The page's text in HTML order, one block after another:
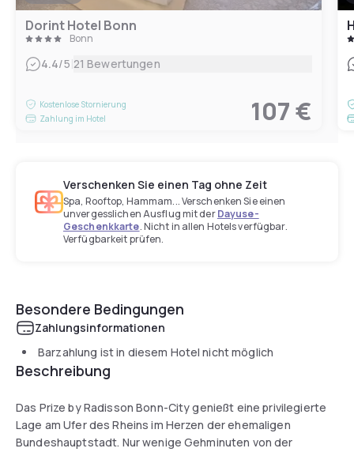
Dorint Hotel Bonn
Bonn
4.4/5|21 Bewertungen
Kostenlose Stornierung
Zahlung im Hotel
107 €
Verschenken Sie einen Tag ohne Zeit
Spa, Rooftop, Hammam... Verschenken Sie einen
unvergesslichen Ausflug mit derDayuse-
Geschenkkarte. Nicht in allen Hotels verfügbar.
Verfügbarkeit prüfen.
Besondere Bedingungen
Zahlungsinformationen
Barzahlung ist in diesem Hotel nicht möglich
Beschreibung
Das Prize by Radisson Bonn-City genießt eine privilegierte
Lage am Ufer des Rheins im Herzen der ehemaligen
Bundeshauptstadt. Nur wenige Gehminuten von der